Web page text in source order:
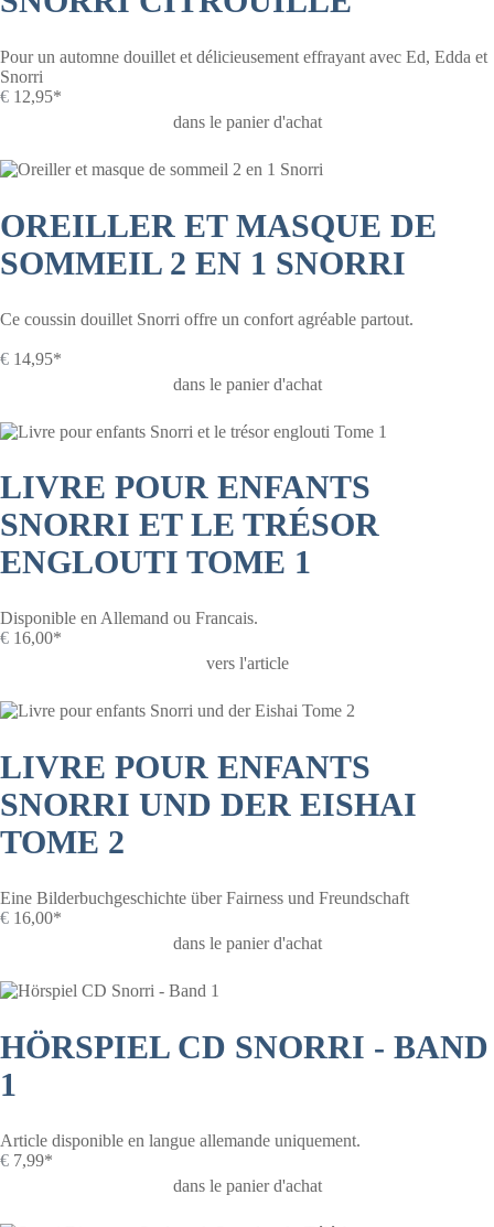
Pour un automne douillet et délicieusement effrayant avec Ed, Edda et
Snorri
€ 12,95*
dans le panier d'achat
OREILLER ET MASQUE DE
SOMMEIL 2 EN 1 SNORRI
Ce coussin douillet Snorri offre un confort agréable partout.
€ 14,95*
dans le panier d'achat
LIVRE POUR ENFANTS
SNORRI ET LE TRÉSOR
ENGLOUTI TOME 1
Disponible en Allemand ou Francais.
€ 16,00*
vers l'article
LIVRE POUR ENFANTS
SNORRI UND DER EISHAI
TOME 2
Eine Bilderbuchgeschichte über Fairness und Freundschaft
€ 16,00*
dans le panier d'achat
HÖRSPIEL CD SNORRI - BAND
1
Article disponible en langue allemande uniquement.
€ 7,99*
dans le panier d'achat